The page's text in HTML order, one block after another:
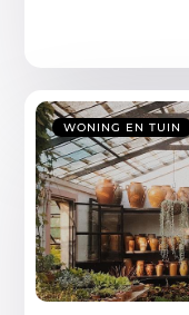
WONING EN TUIN